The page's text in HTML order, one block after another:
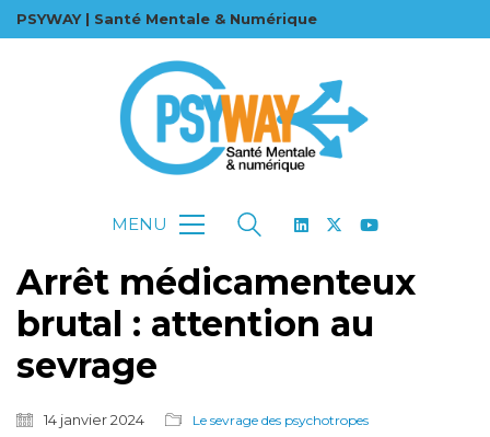
PSYWAY | Santé Mentale & Numérique
MENU
Arrêt médicamenteux
brutal : attention au
sevrage
14 janvier 2024 Le sevrage des psychotropes